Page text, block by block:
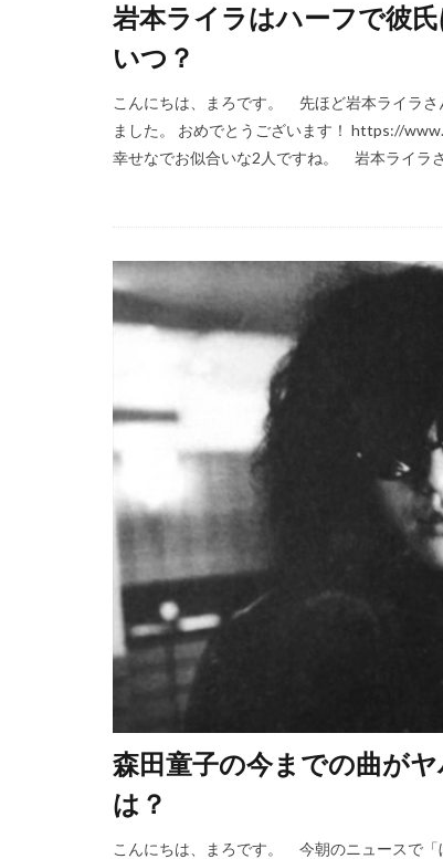
岩本ライラはハーフで彼
いつ？
こんにちは、まろです。 先ほど岩本ライラ
ました。 おめでとうございます！ https://
幸せなでお似合いな2人ですね。 岩本ライラ
森田童子の今までの曲が
は？
こんにちは、まろです。 今朝のニュースで「